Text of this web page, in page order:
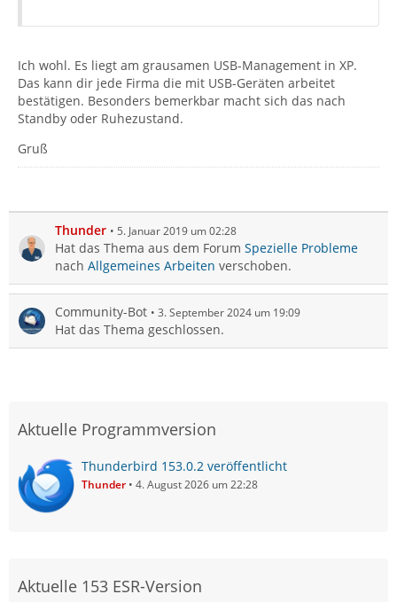
Ich wohl. Es liegt am grausamen USB-Management in XP.
Das kann dir jede Firma die mit USB-Geräten arbeitet
bestätigen. Besonders bemerkbar macht sich das nach
Standby oder Ruhezustand.
Gruß
Thunder 5. Januar 2019 um 02:28
Hat das Thema aus dem Forum Spezielle Probleme
nach Allgemeines Arbeiten verschoben.
Community-Bot 3. September 2024 um 19:09
Hat das Thema geschlossen.
Aktuelle Programmversion
Thunderbird 153.0.2 veröffentlicht
Thunder 4. August 2026 um 22:28
Aktuelle 153 ESR-Version